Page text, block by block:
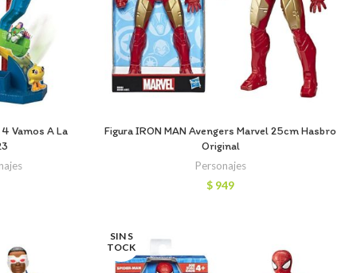
Vamos A La
Figura IRON MAN Avengers Marvel 25cm Hasbro
Original
Personajes
$ 949
SIN S
TOCK